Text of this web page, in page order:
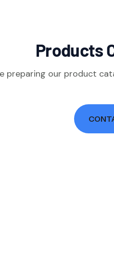
Products
preparing our product